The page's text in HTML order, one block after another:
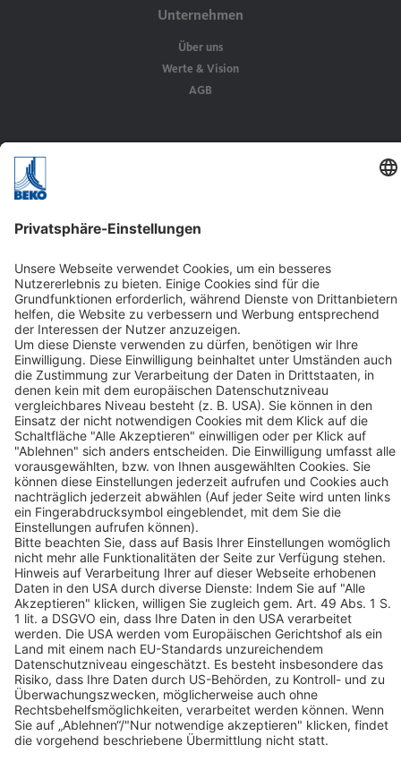
Unternehmen
Über uns
Werte & Vision
AGB
Stellenangebote
Kontakt
BEKO TECHNOLOGIES GMBH
Im Taubental 7
D-41468 Neuss
Kontakt
Folgen Sie uns:
kununu Top Company 2024